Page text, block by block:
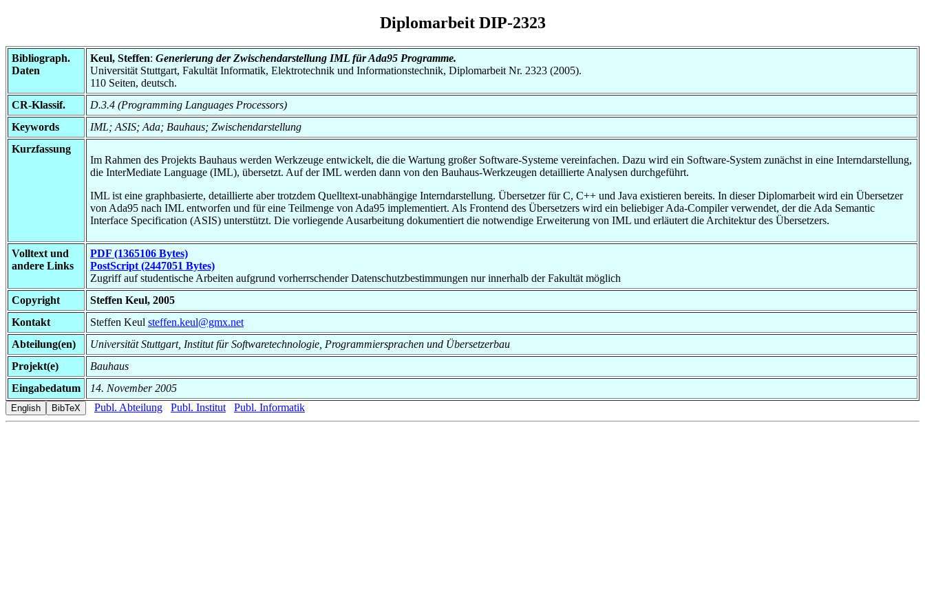
Diplomarbeit DIP-2323
Bibliograph.
Daten
Keul, Steffen: Generierung der Zwischendarstellung IML für Ada95 Programme.
Universität Stuttgart, Fakultät Informatik, Elektrotechnik und Informationstechnik, Diplomarbeit Nr. 2323 (2005).
110 Seiten, deutsch.
CR-Klassif.
D.3.4 (Programming Languages Processors)
Keywords
IML; ASIS; Ada; Bauhaus; Zwischendarstellung
Kurzfassung
Im Rahmen des Projekts Bauhaus werden Werkzeuge entwickelt, die die Wartung großer Software-Systeme vereinfachen. Dazu wird ein Software-System zunächst in eine Interndarstellung,
die InterMediate Language (IML), übersetzt. Auf der IML werden dann von den Bauhaus-Werkzeugen detaillierte Analysen durchgeführt.
IML ist eine graphbasierte, detaillierte aber trotzdem Quelltext-unabhängige Interndarstellung. Übersetzer für C, C++ und Java existieren bereits. In dieser Diplomarbeit wird ein Übersetzer
von Ada95 nach IML entworfen und für eine Teilmenge von Ada95 implementiert. Als Frontend des Übersetzers wird ein beliebiger Ada-Compiler verwendet, der die Ada Semantic
Interface Specification (ASIS) unterstützt. Die vorliegende Ausarbeitung dokumentiert die notwendige Erweiterung von IML und erläutert die Architektur des Übersetzers.
Volltext und
andere Links
PDF (1365106 Bytes)
PostScript (2447051 Bytes)
Zugriff auf studentische Arbeiten aufgrund vorherrschender Datenschutzbestimmungen nur innerhalb der Fakultät möglich
Copyright
Steffen Keul, 2005
Kontakt
Steffen Keul steffen.keul@gmx.net
Abteilung(en)
Universität Stuttgart, Institut für Softwaretechnologie, Programmiersprachen und Übersetzerbau
Projekt(e)
Bauhaus
Eingabedatum
14. November 2005
Publ. Abteilung
Publ. Institut Publ. Informatik